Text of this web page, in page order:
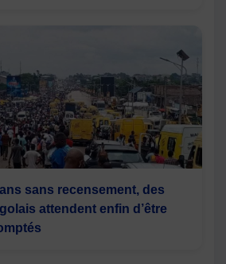
sans recensement, des
attendent enfin d’être